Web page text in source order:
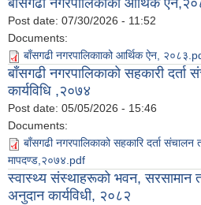
बाँसगढी नगरपालिकाको आर्थिक
Post date: 07/30/2026 - 11:52
Documents:
बाँसगढी नगरपालिकााको आर्थिक ऐन,
बाँसगढी नगरपालिकाको सहकारी
कार्यविधि ,२०७४
Post date: 05/05/2026 - 15:46
Documents:
बाँसगढी नगरपालिकाको सहकारि दर्ता
मापदण्ड,२०७४.pdf
स्वास्थ्य संस्थाहरूको भवन, सरसामान
अनुदान कार्यविधी, २०८२